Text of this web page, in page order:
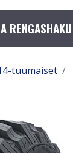
RENGASHAKU
tuumaiset